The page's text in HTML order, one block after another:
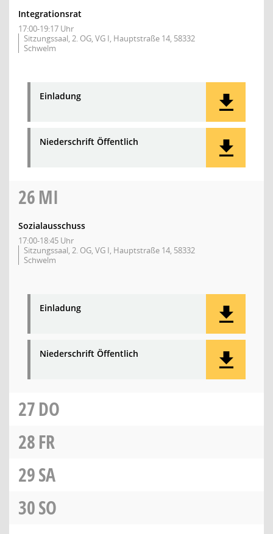
Integrationsrat
17:00-19:17 Uhr
Sitzungssaal, 2. OG, VG I, Hauptstraße 14, 58332
Schwelm
Einladung
Niederschrift Öffentlich
26MI
Sozialausschuss
17:00-18:45 Uhr
Sitzungssaal, 2. OG, VG I, Hauptstraße 14, 58332
Schwelm
Einladung
Niederschrift Öffentlich
27DO
28FR
29SA
30SO